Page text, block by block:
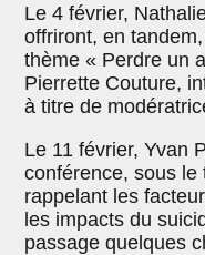
Le 4 février,
offriront, en
thème « Perdre un
Pierrette Couture,
à titre de
Le 11 février, Yvan
conférence, sous le
rappelant les
les impacts du
passage quelques